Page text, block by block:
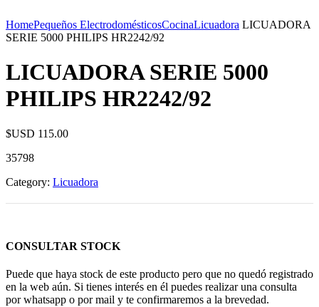
HomePequeños ElectrodomésticosCocinaLicuadora LICUADORA
SERIE 5000 PHILIPS HR2242/92
LICUADORA SERIE 5000
PHILIPS HR2242/92
$USD 115.00
35798
Category: Licuadora
CONSULTAR STOCK
Puede que haya stock de este producto pero que no quedó registrado
en la web aún. Si tienes interés en él puedes realizar una consulta
por whatsapp o por mail y te confirmaremos a la brevedad.